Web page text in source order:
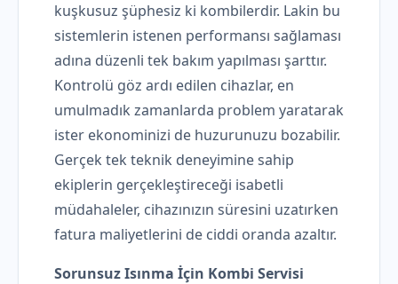
kuşkusuz şüphesiz ki kombilerdir. Lakin bu
sistemlerin istenen performansı sağlaması
adına düzenli tek bakım yapılması şarttır.
Kontrolü göz ardı edilen cihazlar, en
umulmadık zamanlarda problem yaratarak
ister ekonominizi de huzurunuzu bozabilir.
Gerçek tek teknik deneyimine sahip
ekiplerin gerçekleştireceği isabetli
müdahaleler, cihazınızın süresini uzatırken
fatura maliyetlerini de ciddi oranda azaltır.
Sorunsuz Isınma İçin Kombi Servisi